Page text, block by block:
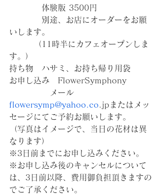
体験版 3500円
別途、お店にオーダーをお願
いします。
（11時半にカフェオープンしま
す。）
持ち物　ハサミ、お持ち帰り用袋
お申し込み　FlowerSymphony
メール
flowersymp@yahoo.co .jpまたはメッ
セージにてご予約お願いします。
（写真はイメージで、当日の花材は異
なります）
※3日前までにお申し込みください。
※お申し込み後のキャンセルについて
は、3日前以降、費用御負担頂きますの
でご了承ください。